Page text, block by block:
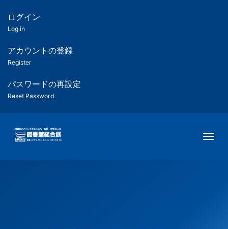
ツ
匿
名
ユ
ー
ー
用
メ
ログイン
Log in
アカウントの登録
Register
パスワードの再設定
Reset Password